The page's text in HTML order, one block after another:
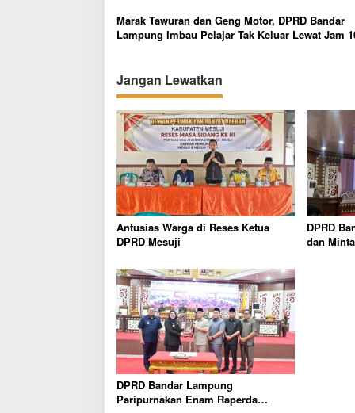
Marak Tawuran dan Geng Motor, DPRD Bandar
Lampung Imbau Pelajar Tak Keluar Lewat Jam
Jangan Lewatkan
Antusias Warga di Reses Ketua
DPRD Mesuji
DPRD
dan
DPRD Bandar Lampung
Paripurnakan Enam Raperda